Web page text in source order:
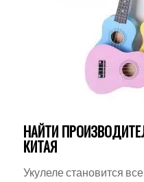
НАЙТИ
КИТАЯ
Укулеле становится